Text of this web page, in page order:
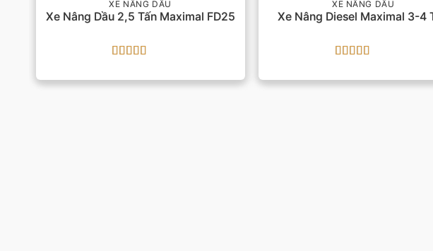
XE NÂNG DẦU
Xe Nâng Dầu 2,5 Tấn Maximal FD25
hạng55 sao
XE NÂNG DẦU
Xe Nâng Diesel Maximal 3-4
hạng4.55